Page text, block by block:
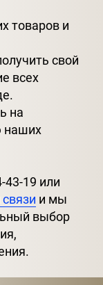
товаров и
свой
всех
на
наших
43-19 или
и мы
выбор